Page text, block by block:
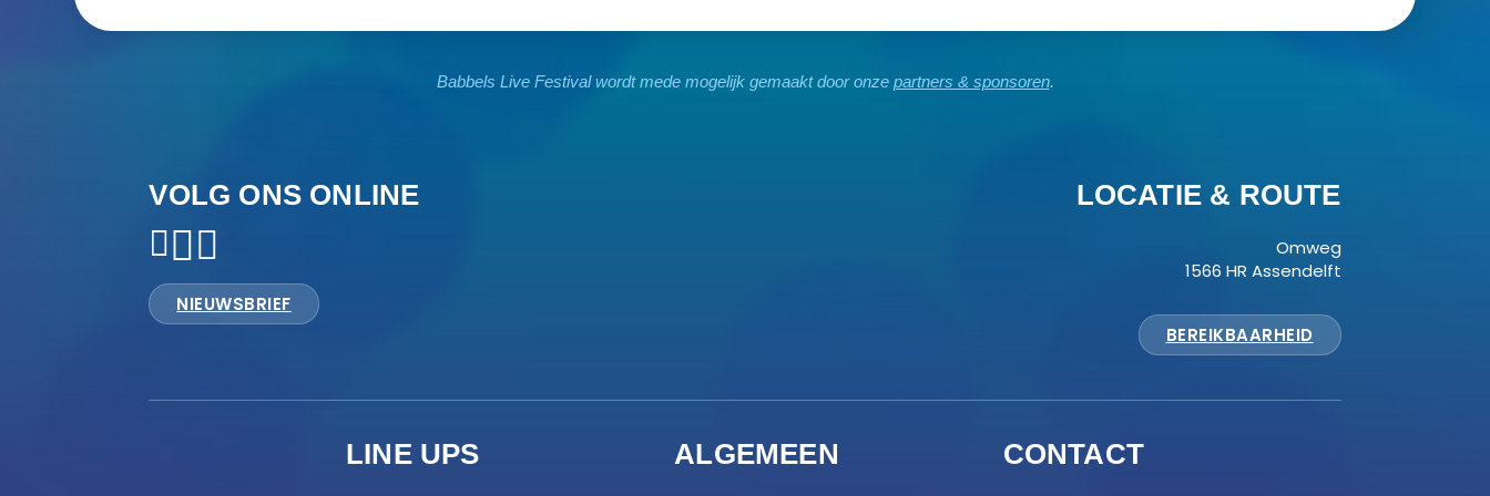
Babbels Live Festival wordt mede mogelijk gemaakt door onze partners & sponsoren.
VOLG ONS ONLINE
NIEUWSBRIEF
LOCATIE & ROUTE
Omweg
1566 HR Assendelft
BEREIKBAARHEID
LINE UPS ALGEMEEN CONTACT